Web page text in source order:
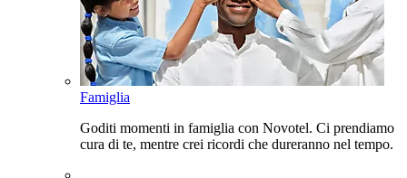
Famiglia
Goditi momenti in famiglia con Novotel. Ci prendiamo
cura di te, mentre crei ricordi che dureranno nel tempo.